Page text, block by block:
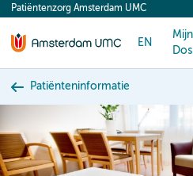
content
Patiëntenzorg Amsterdam UMC
EN
Mijn
Patiënteninformatie